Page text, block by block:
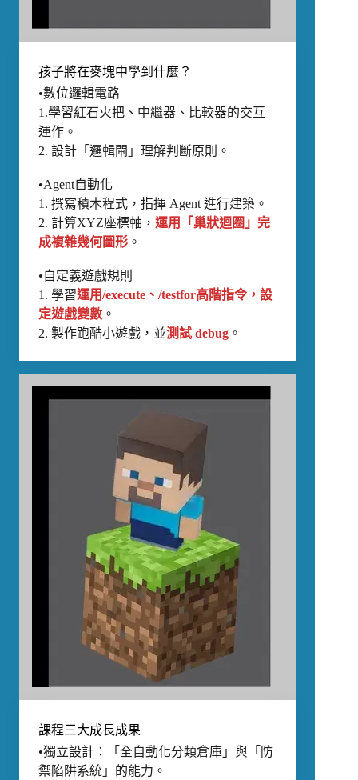
孩子將在麥塊中學到什麼？
•數位邏輯電路
1.學習紅石火把、中繼器、比較器的交互
運作。
2. 設計「邏輯閘」理解判斷原則。
•Agent自動化
1. 撰寫積木程式，指揮 Agent 進行建築。
2. 計算XYZ座標軸， 運用「巢狀迴圈」完
成複雜幾何圖形 。
•自定義遊戲規則
1. 學習運用/execute、/testfor高階指令，設
定遊戲變數 。
2. 製作跑酷小遊戲，並測試 debug 。
課程三大成長成果
•獨立設計：「全自動化分類倉庫」與「防
禦陷阱系統」的能力。